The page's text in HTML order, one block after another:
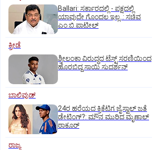
Ballari: ಸರ್ಕಾರದಲ್ಲಿ - ಪಕ್ಷದಲ್ಲಿ
ಯಾವುದೇ ಗೊಂದಲ ಇಲ್ಲ..: ಸಚಿವ
ಎಂ.ಬಿ.ಪಾಟೀಲ್
ಕ್ರೀಡೆ
ಶ್ರೀಲಂಕಾ ವಿರುದ್ಧದ ಟೆಸ್ಟ್ ಸರಣಿಯಿಂದ
ಹೊರಬಿದ್ದ ಸಾಯಿ ಸುದರ್ಶನ್
ಬಾಲಿವುಡ್‌
24ರ ಹರೆಯದ ಕ್ರಿಕೆಟಿಗ ಜೈಸ್ವಾಲ್‌ ಜತೆ
ಡೇಟಿಂಗ್?:‌ ಮೌನ ಮುರಿದ ಮೃಣಾಲ್‌
ಠಾಕೂರ್
ರಾಜ್ಯ